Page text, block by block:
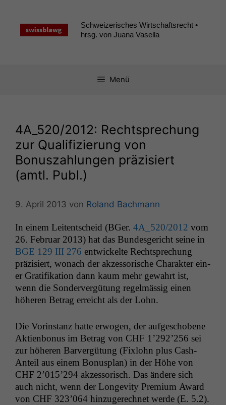
springen
Schweizerisches Wirtschaftsrecht •
hrsg. von Juana Vasella
Menü
4A_520/2012: Rechtsprechung
zur Qualifizierung von
Bonuszahlungen präzisiert
(amtl. Publ.)
9. April 2013 von Roland Bachmann
In einem Leit­entscheid (BGer. 4A_520/2012 vom
26. Feb­ru­ar 2013) hat das Bun­des­gericht seine in
BGE 129 III 276 entwick­elte Recht­sprechung
präzisiert, wonach der akzes­sorische Charak­ter ein­
er Grat­i­fika­tion dann kaum mehr gewahrt ist,
wenn die Son­dervergü­tung regelmäs­sig einen
höheren Betrag erre­icht als der Lohn.
Die Vorin­stanz hat­te erwogen, der aufgeschobene
Aktien­bonus im Betrag von CHF 1’292’256 sei
zur höheren Barvergü­tung (Fixlohn plus Cash-
Anteil aus einem Bonus­plan) in der Höhe von
CHF 2’015’294 akzes­sorisch. Das ändere sich
auch nicht, wenn der Longevi­ty Pre­mi­um Award
von CHF 323’064 hinzugerech­net werde (E. 5.2).